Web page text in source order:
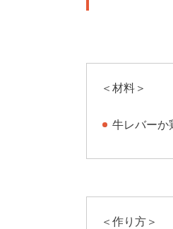
＜材料＞
牛レバー
＜作り方＞